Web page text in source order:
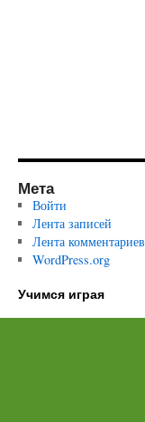
Мета
Войти
Лента записей
Лента комментариев
WordPress.org
Учимся играя